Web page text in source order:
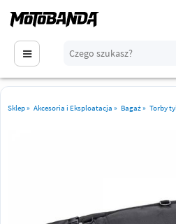
Sklep» Akcesoria i Eksploatacja » Bagaż» Torby